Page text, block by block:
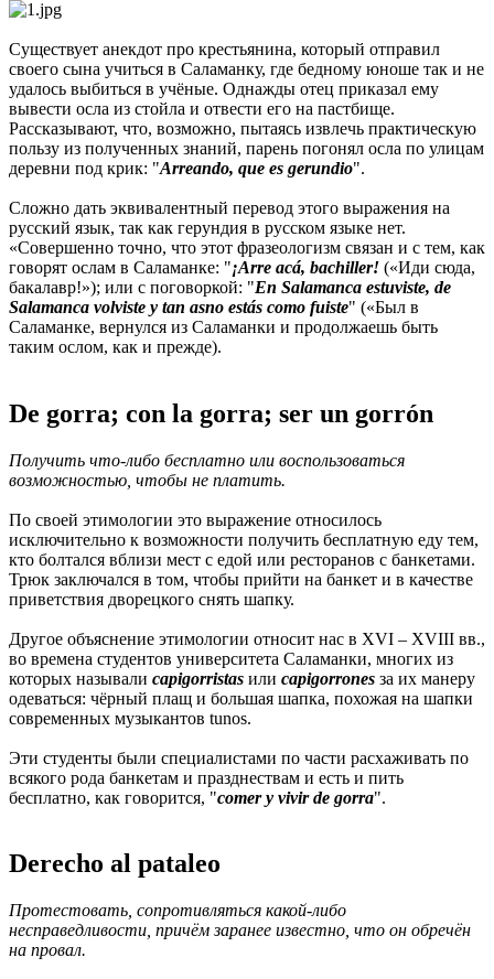
Существует анекдот про крестьянина, который отправил
своего сына учиться в Саламанку, где бедному юноше так и не
удалось выбиться в учёные. Однажды отец приказал ему
вывести осла из стойла и отвести его на пастбище.
Рассказывают, что, возможно, пытаясь извлечь практическую
пользу из полученных знаний, парень погонял осла по улицам
деревни под крик: "Arreando, que es gerundio".
Сложно дать эквивалентный перевод этого выражения на
русский язык, так как герундия в русском языке нет.
«Совершенно точно, что этот фразеологизм связан и с тем, как
говорят ослам в Саламанке: "¡Arre acá, bachiller! («Иди сюда,
бакалавр!»); или с поговоркой: "En Salamanca estuviste, de
Salamanca volviste y tan asno estás como fuiste" («Был в
Саламанке, вернулся из Саламанки и продолжаешь быть
таким ослом, как и прежде).
De gorra; con la gorra; ser un gorrón
Получить что-либо бесплатно или воспользоваться
возможностью, чтобы не платить.
По своей этимологии это выражение относилось
исключительно к возможности получить бесплатную еду тем,
кто болтался вблизи мест с едой или ресторанов с банкетами.
Трюк заключался в том, чтобы прийти на банкет и в качестве
приветствия дворецкого снять шапку.
Другое объяснение этимологии относит нас в XVI – XVIII вв.,
во времена студентов университета Саламанки, многих из
которых называли capigorristas или capigorrones за их манеру
одеваться: чёрный плащ и большая шапка, похожая на шапки
современных музыкантов tunos.
Эти студенты были специалистами по части расхаживать по
всякого рода банкетам и празднествам и есть и пить
бесплатно, как говорится, "comer y vivir de gorra".
Derecho al pataleo
Протестовать, сопротивляться какой-либо
несправедливости, причём заранее известно, что он обречён
на провал.